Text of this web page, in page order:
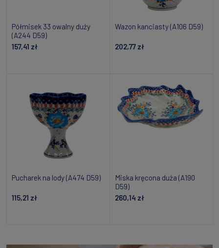
Półmisek 33 owalny duży
(A244 D59)
157,41 zł
Wazon kanciasty (A106 D59)
202,77 zł
Pucharek na lody (A474 D59)
115,21 zł
Miska kręcona duża (A190
D59)
260,14 zł